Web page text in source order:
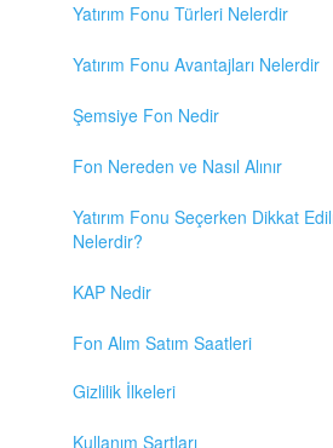
Yatırım Fonu Türleri Nelerdir
Yatırım Fonu Avantajları Nelerdir
Şemsiye Fon Nedir
Fon Nereden ve Nasıl Alınır
Yatırım Fonu Seçerken Dikkat
Nelerdir?
KAP Nedir
Fon Alım Satım Saatleri
Gizlilik İlkeleri
Kullanım Şartları